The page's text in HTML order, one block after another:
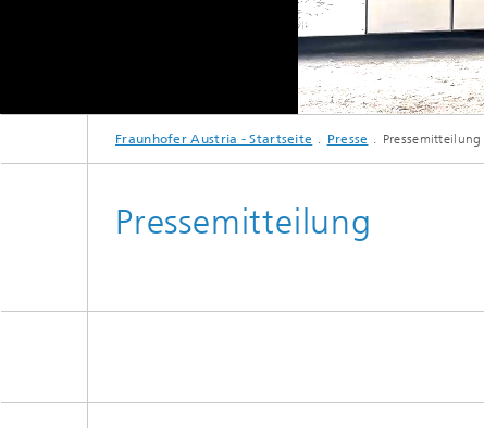
Fraunhofer Austria - Startseite Presse Pressemitteilung
Pressemitteilung